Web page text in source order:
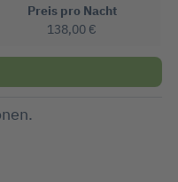
Preis pro Nacht
138,00 €